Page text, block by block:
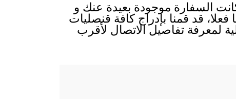
السفارة موجودة بعيدة عنك و
قد قمنا بإدراج كافة قنصليات
لمعرفة تفاصيل الاتصال لأقرب